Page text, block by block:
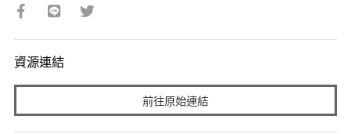
資源連結
前往原始連結